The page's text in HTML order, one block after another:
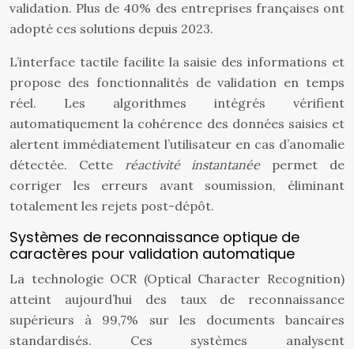
validation. Plus de 40% des entreprises françaises ont
adopté ces solutions depuis 2023.
L’interface tactile facilite la saisie des informations et
propose des fonctionnalités de validation en temps
réel. Les algorithmes intégrés vérifient
automatiquement la cohérence des données saisies et
alertent immédiatement l’utilisateur en cas d’anomalie
détectée. Cette réactivité instantanée permet de
corriger les erreurs avant soumission, éliminant
totalement les rejets post-dépôt.
Systèmes de reconnaissance optique de
caractères pour validation automatique
La technologie OCR (Optical Character Recognition)
atteint aujourd’hui des taux de reconnaissance
supérieurs à 99,7% sur les documents bancaires
standardisés. Ces systèmes analysent